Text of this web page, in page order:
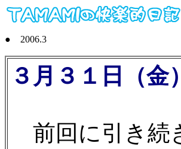
● 2006.3
３月３１日（金）
前回に引き続